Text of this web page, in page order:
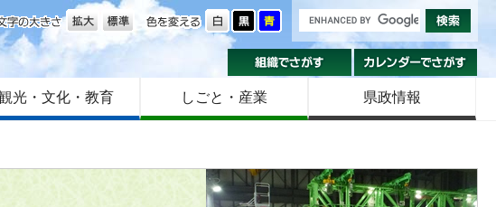
色を変える
文字の大きさ
組織でさがす
光・文化・教育 しごと・産業 県政情報